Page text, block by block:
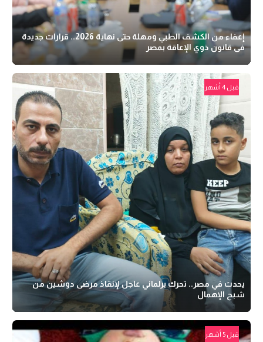
إعفاء من الكشف الطبي ومهلة حتى نهاية 2026.. قرارات جديدة
فى قانون ذوي الإعاقة بمصر
قبل 4 أشهر
يحدث في مصر.. تحرك برلماني عاجل لإنقاذ مرضى دوشين من
شبح الإهمال
قبل 5 أشهر